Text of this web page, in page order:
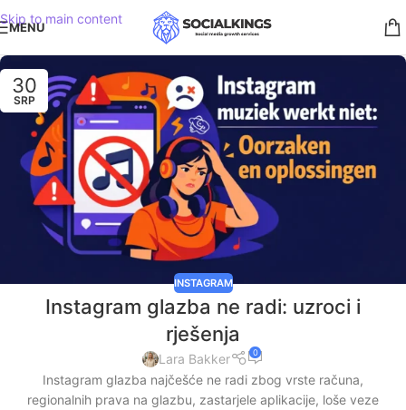
Skip to main content
MENU
30
SRP
INSTAGRAM
Instagram glazba ne radi: uzroci i
rješenja
Lara Bakker 0
Instagram glazba najčešće ne radi zbog vrste računa,
regionalnih prava na glazbu, zastarjele aplikacije, loše veze